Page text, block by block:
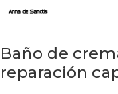
Baño de
reparación